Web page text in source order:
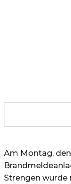
Am Montag, den
Strengen wurde